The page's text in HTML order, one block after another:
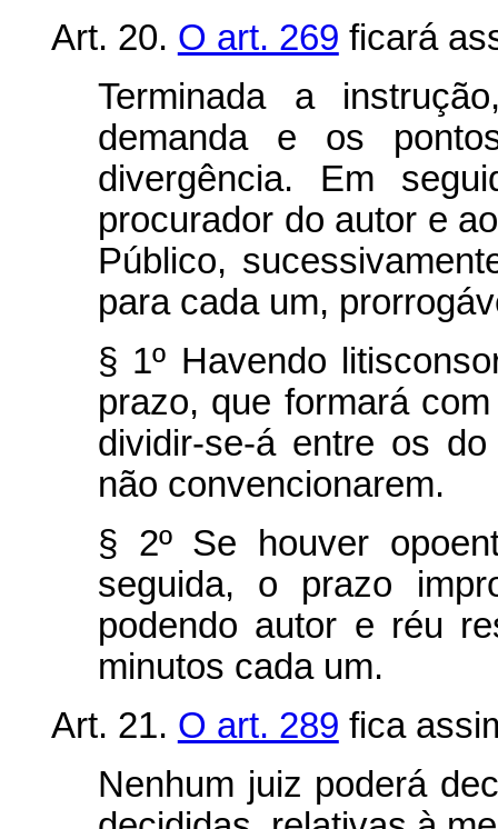
Art. 20. O art. 269 ficará
Terminada a
demanda e os
divergência. Em
procurador do autor e
Público,
para cada um,
§ 1º Havendo
prazo, que formará
dividir-se-á entre os
não convencionarem.
§ 2º Se houver
seguida, o prazo
podendo autor e réu
minutos cada um.
Art. 21. O art. 289 fica
Nenhum juiz poderá